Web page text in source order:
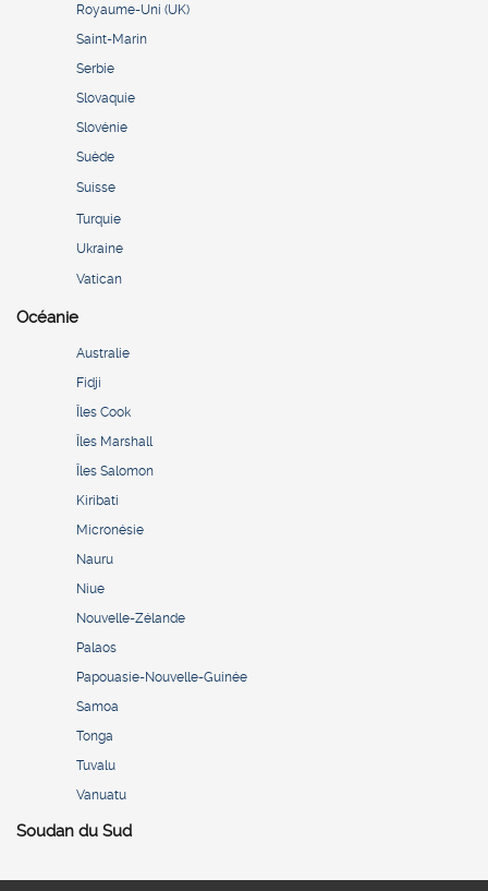
Royaume-Uni (UK)
Saint-Marin
Serbie
Slovaquie
Slovénie
Suède
Suisse
Turquie
Ukraine
Vatican
Océanie
Australie
Fidji
Îles Cook
Îles Marshall
Îles Salomon
Kiribati
Micronésie
Nauru
Niue
Nouvelle-Zélande
Palaos
Papouasie-Nouvelle-Guinée
Samoa
Tonga
Tuvalu
Vanuatu
Soudan du Sud